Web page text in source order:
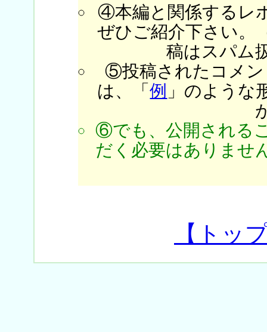
④本編と関係するレ
ぜひご紹介下さい。
稿はスパム
⑤投稿されたコメン
は、「例 」のような
⑥でも、公開される
だく必要はありませ
【トッ